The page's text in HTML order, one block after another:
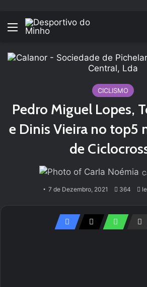
Menu
CICLISMO
Pedro Miguel Lopes,
e Dinis Vieira no top5
de
7 de Dezembro, 2021 364